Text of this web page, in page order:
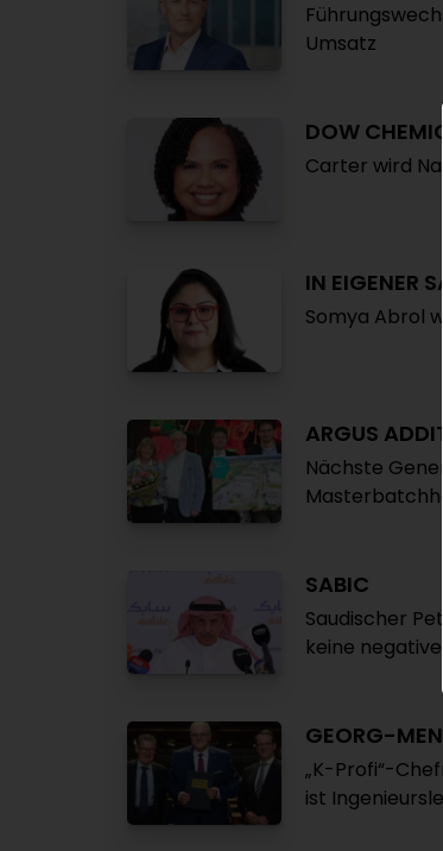
Umsatz
DOW
Carter wird
IN EIGENER
Somya Abrol
ARGUS
Nächste
SABIC
Saudischer
keine
GEORG-
„K-Profi“-
ist